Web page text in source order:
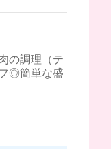
の調理（テ
◎簡単な盛